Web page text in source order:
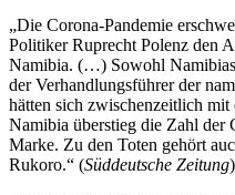
„Die Corona-Pandemie
Politiker Ruprecht Polenz den
Namibia. (…) Sowohl
der Verhandlungsführer der
hätten sich zwischenzeitlich
Namibia überstieg die Zahl der
Marke. Zu den Toten gehört
Rukoro.“ (Süddeutsche Zeitung)